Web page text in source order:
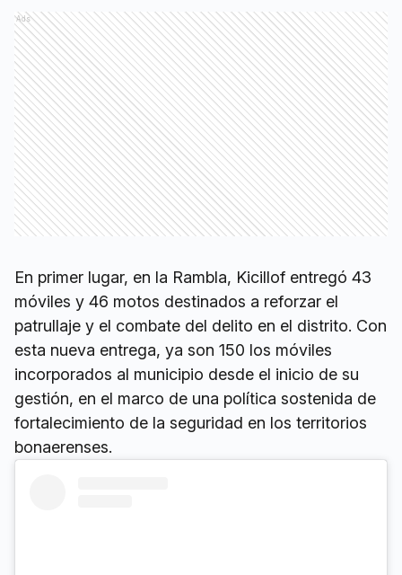
Ads
En primer lugar, en la Rambla, Kicillof entregó 43
móviles y 46 motos destinados a reforzar el
patrullaje y el combate del delito en el distrito. Con
esta nueva entrega, ya son 150 los móviles
incorporados al municipio desde el inicio de su
gestión, en el marco de una política sostenida de
fortalecimiento de la seguridad en los territorios
bonaerenses.